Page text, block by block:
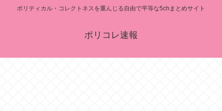
ポリティカル・コレクトネスを重んじる自由で平等な5chまとめサイト
ポリコレ速報